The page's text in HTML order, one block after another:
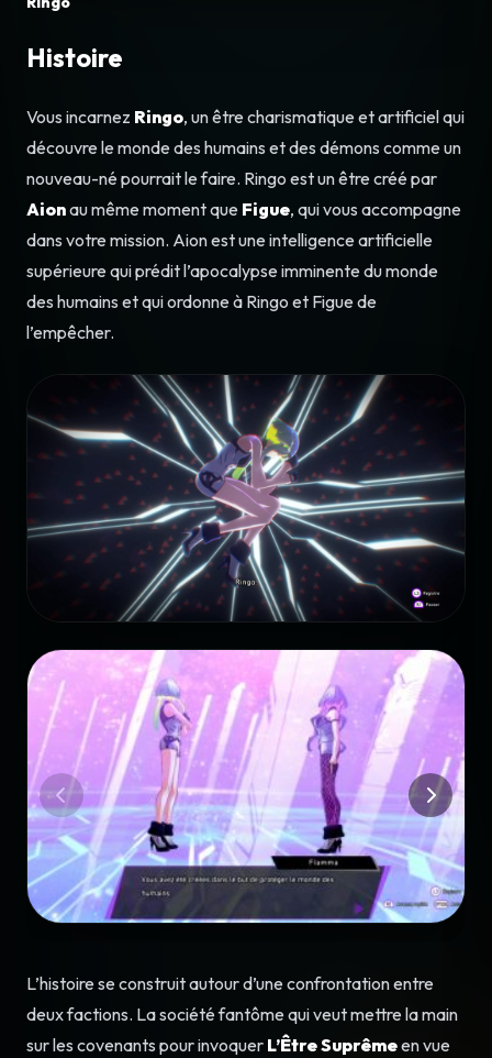
Histoire
Vous incarnez Ringo, un être charismatique et artificiel qui
découvre le monde des humains et des démons comme un
nouveau-né pourrait le faire. Ringo est un être créé par
Aionau même moment que Figue, qui vous accompagne
dans votre mission. Aion est une intelligence artificielle
supérieure qui prédit l’apocalypse imminente du monde
des humains et qui ordonne à Ringo et Figue de
l’empêcher.
L’histoire se construit autour d’une confrontation entre
deux factions. La société fantôme qui veut mettre la main
sur les covenants pour invoquer L’Être Suprêmeen vue